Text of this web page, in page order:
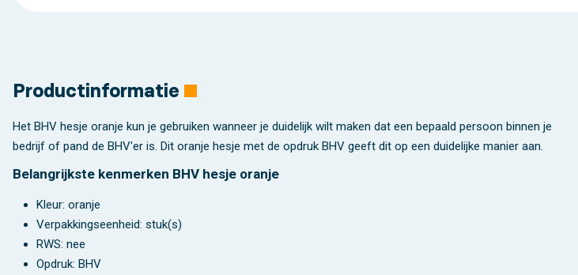
Productinformatie
Het BHV hesje oranje kun je gebruiken wanneer je duidelijk wilt maken dat een bepaald persoon binnen je
bedrijf of pand de BHV'er is. Dit oranje hesje met de opdruk BHV geeft dit op een duidelijke manier aan.
Belangrijkste kenmerken BHV hesje oranje
Kleur: oranje
Verpakkingseenheid: stuk(s)
RWS: nee
Opdruk: BHV